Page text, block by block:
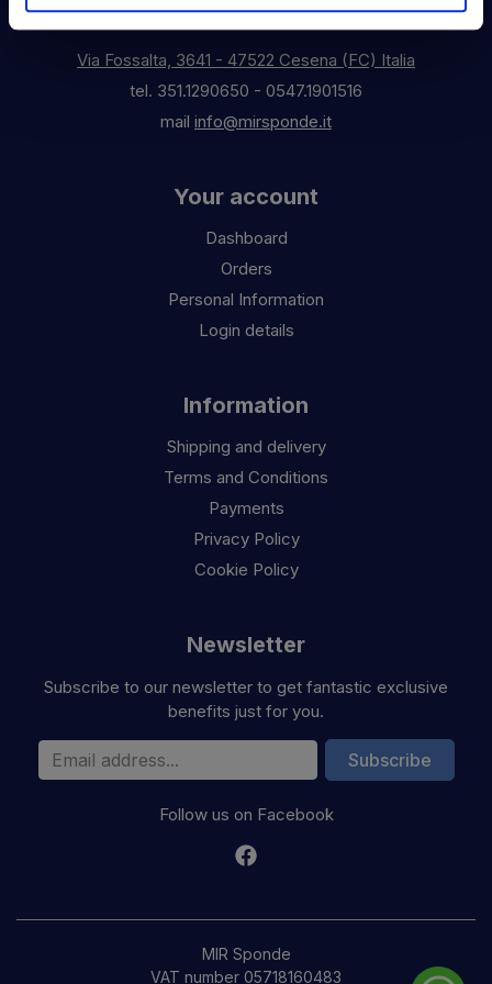
Contact Us
Via Fossalta, 3641 - 47522 Cesena (FC) Italia
tel. 351.1290650 - 0547.1901516
mail info@mirsponde.it
Your account
Dashboard
Orders
Personal Information
Login details
Information
Shipping and delivery
Terms and Conditions
Payments
Privacy Policy
Cookie Policy
Newsletter
Subscribe to our newsletter to get fantastic exclusive
benefits just for you.
Email Address Subscribe
Follow us on Facebook
MIR Sponde
VAT number 05718160483